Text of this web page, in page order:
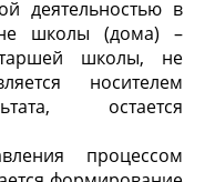
деятельностью в
школы (дома) –
школы, не
носителем
остается
процессом